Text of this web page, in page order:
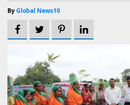
ByGlobal News10